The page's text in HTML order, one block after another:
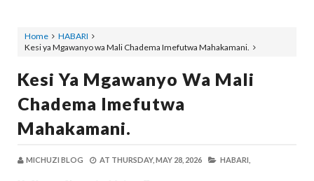
Home
HABARI
Kesi ya Mgawanyo wa Mali Chadema Imefutwa Mahakamani.
Kesi Ya Mgawanyo Wa Mali
Chadema Imefutwa
Mahakamani.
MICHUZI BLOG AT THURSDAY, MAY 28, 2026 HABARI,